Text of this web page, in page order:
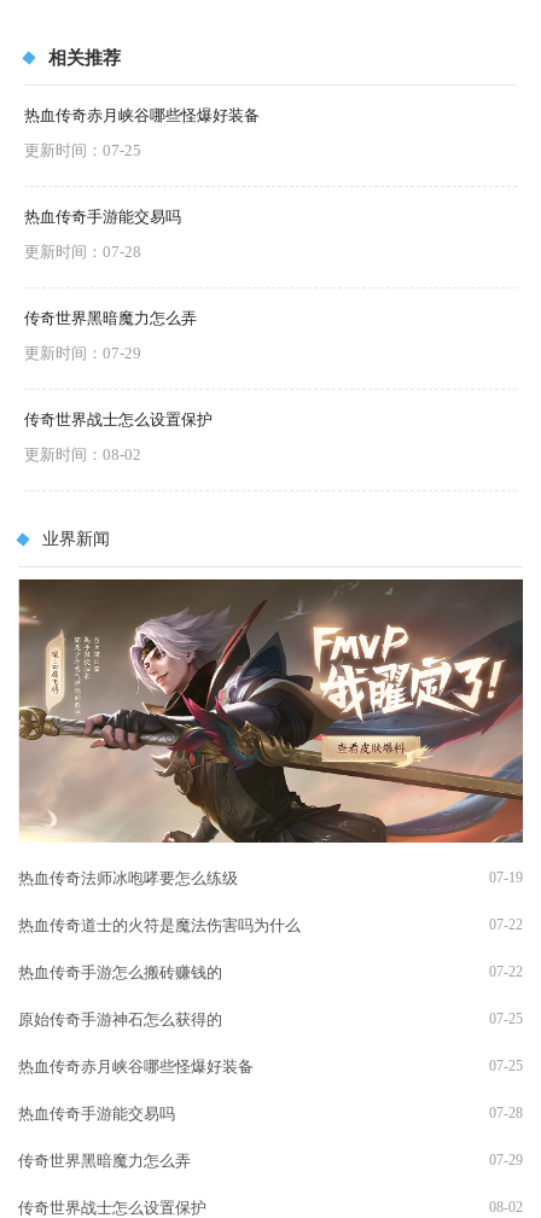
相关推荐
热血传奇赤月峡谷哪些怪爆好装备
更新时间：07-25
热血传奇手游能交易吗
更新时间：07-28
传奇世界黑暗魔力怎么弄
更新时间：07-29
传奇世界战士怎么设置保护
更新时间：08-02
业界新闻
热血传奇法师冰咆哮要怎么练级 07-19
热血传奇道士的火符是魔法伤害吗为什么 07-22
热血传奇手游怎么搬砖赚钱的 07-22
原始传奇手游神石怎么获得的 07-25
热血传奇赤月峡谷哪些怪爆好装备 07-25
热血传奇手游能交易吗 07-28
传奇世界黑暗魔力怎么弄 07-29
传奇世界战士怎么设置保护 08-02